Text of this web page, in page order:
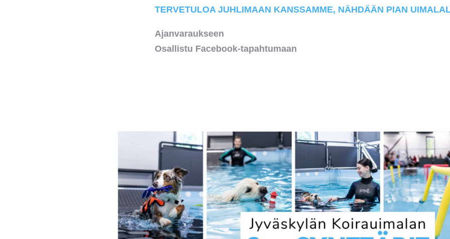
TERVETULOA JUHLIMAAN KANSSAMME, NÄHDÄÄN PIAN
Ajanvaraukseen
Osallistu Facebook-tapahtumaan